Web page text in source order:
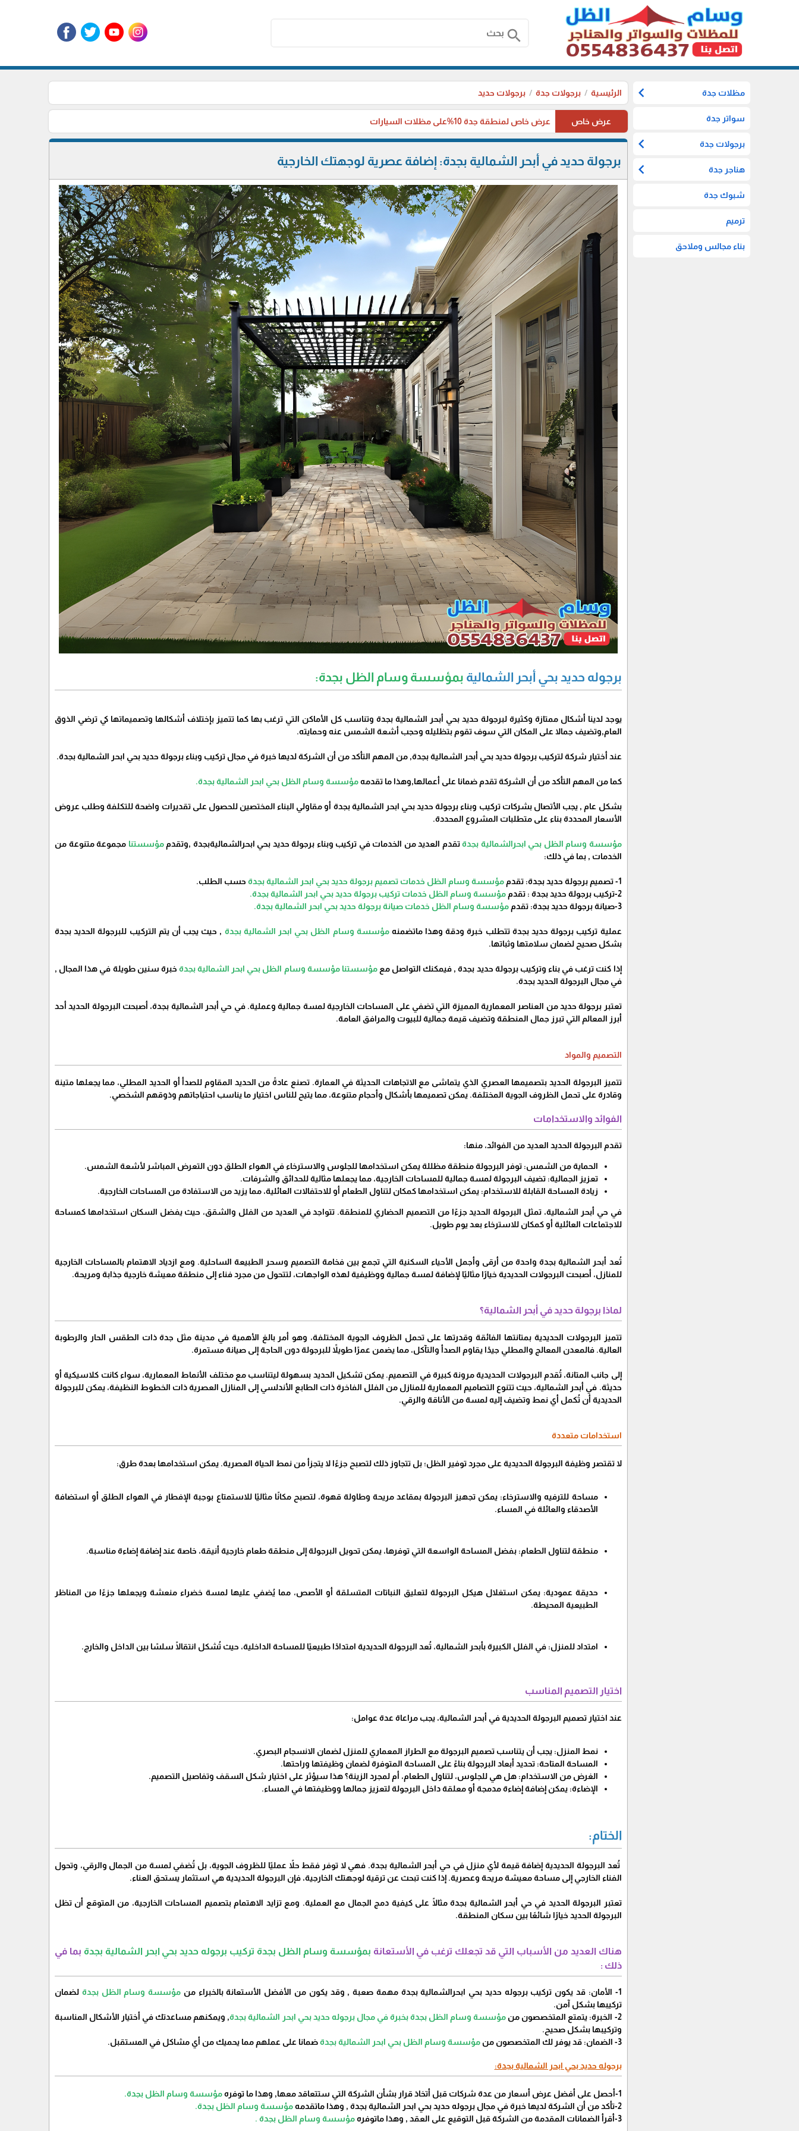
search
مظلات جدة chevron_left
سواتر جدة
برجولات جدة chevron_left
هناجر جدة chevron_left
شبوك جدة
ترميم
بناء مجالس وملاحق
الرئيسية برجولات جدة برجولات حديد
عرض خاص عرض خاص لمنطقة جدة 10%على مظلات السيارات
برجولة حديد في أبحر الشمالية بجدة: إضافة عصرية لوجهتك الخارجية
برجوله حديد بحي أبحر الشمالية بمؤسسة وسام الظل بجدة:
يوجد لدينا أشكال ممتازة وكثيرة لبرجولة حديد بحي أبحر الشمالية بجدة وتناسب كل الأماكن التي ترغب بها كما تتميز بإختلاف أشكالها وتصميماتها كي ترضي الذوق
العام,وتضيف جمالا على المكان التي سوف تقوم بتظليله وحجب أشعة الشمس عنه وحمايته.
عند أختيار شركة لتركيب برجولة حديد بحي أبحر الشمالية بجدة, من المهم التأكد من أن الشركة لديها خبرة في مجال تركيب وبناء برجولة حديد بحي ابحر الشمالية بجدة.
كما من المهم التأكد من أن الشركة تقدم ضمانا على أعمالها,وهذا ما تقدمهمؤسسة وسام الظل بحي ابحر الشمالية بجدة.
بشكل عام , يجب الأتصال بشركات تركيب وبناء برجولة حديد بحي ابحر الشمالية بجدة أو مقاولي البناء المختصين للحصول على تقديرات واضحة للتكلفة وطلب عروض
الأسعار المحددة بناء على متطلبات المشروع المحددة.
مؤسسة وسام الظل بحي ابحرالشمالية بجدةتقدم العديد من الخدمات في تركيب وبناء برجولة حديد بحي ابحرالشماليةبجدة ,وتقدممؤسستنا مجموعة متنوعة من
الخدمات , بما في ذلك:
1- تصميم برجولة حديد بجدة: تقدم مؤسسة وسام الظل خدمات تصميم برجولة حديد بحي ابحر الشمالية بجدة حسب الطلب.
2-تركيب برجولة حديد بجدة : تقدم
مؤسسة وسام الظل خدمات تركيب برجولة حديد بحي ابحر الشمالية بجدة.
3-صيانة برجولة حديد بجدة: تقدم
مؤسسة وسام الظل خدمات صيانة برجولة حديد بحي ابحر الشمالية بجدة.
عملية تركيب برجولة حديد بجدة تتطلب خبرة ودقة وهذا ماتضمنهمؤسسة وسام الظل بحي ابحر الشمالية بجدة , حيث يجب أن يتم التركيب للبرجولة الحديد بجدة
بشكل صحيح لضمان سلامتها وثباتها.
إذا كنت ترغب في بناء وتركيب برجولة حديد بجدة , فيمكنك التواصل مع مؤسستنا مؤسسة وسام الظل بحي ابحر الشمالية بجدة خبرة سنين طويلة في هذا المجال ,
في مجال البرجولة الحديد بجدة.
تعتبر برجولة حديد من العناصر المعمارية المميزة التي تضفي على المساحات الخارجية لمسة جمالية وعملية. في حي أبحر الشمالية بجدة، أصبحت البرجولة الحديد أحد
أبرز المعالم التي تبرز جمال المنطقة وتضيف قيمة جمالية للبيوت والمرافق العامة.
التصميم والمواد
تتميز البرجولة الحديد بتصميمها العصري الذي يتماشى مع الاتجاهات الحديثة في العمارة. تصنع عادةً من الحديد المقاوم للصدأ أو الحديد المطلي، مما يجعلها متينة
وقادرة على تحمل الظروف الجوية المختلفة. يمكن تصميمها بأشكال وأحجام متنوعة، مما يتيح للناس اختيار ما يناسب احتياجاتهم وذوقهم الشخصي.
الفوائد والاستخدامات
تقدم البرجولة الحديد العديد من الفوائد، منها:
الحماية من الشمس: توفر البرجولة منطقة مظللة يمكن استخدامها للجلوس والاسترخاء في الهواء الطلق دون التعرض المباشر لأشعة الشمس.
تعزيز الجمالية: تضيف البرجولة لمسة جمالية للمساحات الخارجية، مما يجعلها مثالية للحدائق والشرفات.
زيادة المساحة القابلة للاستخدام: يمكن استخدامها كمكان لتناول الطعام أو للاحتفالات العائلية، مما يزيد من الاستفادة من المساحات الخارجية.
في حي أبحر الشمالية، تمثل البرجولة الحديد جزءًا من التصميم الحضاري للمنطقة. تتواجد في العديد من الفلل والشقق، حيث يفضل السكان استخدامها كمساحة
للاجتماعات العائلية أو كمكان للاسترخاء بعد يوم طويل.
تُعد أبحر الشمالية بجدة واحدة من أرقى وأجمل الأحياء السكنية التي تجمع بين فخامة التصميم وسحر الطبيعة الساحلية. ومع ازدياد الاهتمام بالمساحات الخارجية
للمنازل، أصبحت البرجولات الحديدية خيارًا مثاليًا لإضافة لمسة جمالية ووظيفية لهذه الواجهات، لتتحول من مجرد فناء إلى منطقة معيشة خارجية جذابة ومريحة.
لماذا برجولة حديد في أبحر الشمالية؟
تتميز البرجولات الحديدية بمتانتها الفائقة وقدرتها على تحمل الظروف الجوية المختلفة، وهو أمر بالغ الأهمية في مدينة مثل جدة ذات الطقس الحار والرطوبة
العالية. فالمعدن المعالج والمطلي جيدًا يقاوم الصدأ والتآكل، مما يضمن عمرًا طويلاً للبرجولة دون الحاجة إلى صيانة مستمرة.
إلى جانب المتانة، تُقدم البرجولات الحديدية مرونة كبيرة في التصميم. يمكن تشكيل الحديد بسهولة ليتناسب مع مختلف الأنماط المعمارية، سواء كانت كلاسيكية أو
حديثة. في أبحر الشمالية، حيث تتنوع التصاميم المعمارية للمنازل من الفلل الفاخرة ذات الطابع الأندلسي إلى المنازل العصرية ذات الخطوط النظيفة، يمكن للبرجولة
الحديدية أن تُكمل أي نمط وتضيف إليه لمسة من الأناقة والرقي.
استخدامات متعددة
لا تقتصر وظيفة البرجولة الحديدية على مجرد توفير الظل؛ بل تتجاوز ذلك لتصبح جزءًا لا يتجزأ من نمط الحياة العصرية. يمكن استخدامها بعدة طرق:
مساحة للترفيه والاسترخاء: يمكن تجهيز البرجولة بمقاعد مريحة وطاولة قهوة، لتصبح مكانًا مثاليًا للاستمتاع بوجبة الإفطار في الهواء الطلق أو استضافة
الأصدقاء والعائلة في المساء.
منطقة لتناول الطعام: بفضل المساحة الواسعة التي توفرها، يمكن تحويل البرجولة إلى منطقة طعام خارجية أنيقة، خاصة عند إضافة إضاءة مناسبة.
حديقة عمودية: يمكن استغلال هيكل البرجولة لتعليق النباتات المتسلقة أو الأصص، مما يُضفي عليها لمسة خضراء منعشة ويجعلها جزءًا من المناظر
الطبيعية المحيطة.
امتداد للمنزل: في الفلل الكبيرة بأبحر الشمالية، تُعد البرجولة الحديدية امتدادًا طبيعيًا للمساحة الداخلية، حيث تُشكل انتقالًا سلسًا بين الداخل والخارج.
اختيار التصميم المناسب
عند اختيار تصميم البرجولة الحديدية في أبحر الشمالية، يجب مراعاة عدة عوامل:
نمط المنزل: يجب أن يتناسب تصميم البرجولة مع الطراز المعماري للمنزل لضمان الانسجام البصري.
المساحة المتاحة: تحديد أبعاد البرجولة بناءً على المساحة المتوفرة لضمان وظيفتها وراحتها.
الغرض من الاستخدام: هل هي للجلوس، لتناول الطعام، أم لمجرد الزينة؟ هذا سيؤثر على اختيار شكل السقف وتفاصيل التصميم.
الإضاءة: يمكن إضافة إضاءة مدمجة أو معلقة داخل البرجولة لتعزيز جمالها ووظيفتها في المساء.
الختام:
تُعد البرجولة الحديدية إضافة قيمة لأي منزل في حي أبحر الشمالية بجدة. فهي لا توفر فقط حلاً عمليًا للظروف الجوية، بل تُضفي لمسة من الجمال والرقي، وتحول
الفناء الخارجي إلى مساحة معيشة مريحة وعصرية. إذا كنت تبحث عن ترقية لوجهتك الخارجية، فإن البرجولة الحديدية هي استثمار يستحق العناء.
تعتبر البرجولة الحديد في حي أبحر الشمالية بجدة مثالًا على كيفية دمج الجمال مع العملية. ومع تزايد الاهتمام بتصميم المساحات الخارجية، من المتوقع أن تظل
البرجولة الحديد خيارًا شائعًا بين سكان المنطقة.
هناك العديد من الأسباب التي قد تجعلك ترغب في الأستعانة بمؤسسة وسام الظل بجدة تركيب برجوله حديد بحي ابحر الشمالية بجدة بما في
ذلك :
1- الأمان: قد يكون تركيب برجوله حديد بحي ابحرالشمالية بجدة مهمة صعبة , وقد يكون من الأفضل الأستعانة بالخبراء من مؤسسة وسام الظل بجدة لضمان
تركيبها بشكل آمن.
2- الخبرة: يتمتع المتخصصون من
مؤسسة وسام الظل بجدة بخبرة في مجال برجوله حديد بحي ابحر الشمالية بجدة, ويمكنهم مساعدتك في أختيار الأشكال المناسبة
وتركيبها بشكل صحيح.
3- الضمان: قد يوفر لك المتخصصون من
مؤسسة وسام الظل بحي ابحر الشمالية بجدةضمانا على عملهم مما يحميك من أي مشاكل في المستقبل.
برجوله حديد بحي ابحر الشمالية بجدة:
1-أحصل على أفضل عرض أسعار من عدة شركات قبل أتخاذ قرار بشأن الشركة التي ستتعاقد معها, وهذا ما توفره
مؤسسة وسام الظل بجدة.
2-تأكد من أن الشركة لديها خبرة في مجال برجوله حديد بحي ابحر الشمالية بجدة , وهذا ماتقدمه
مؤسسة وسام الظل بجدة.
3-أقرأ الضمانات المقدمة من الشركة قبل التوقيع على العقد , وهذا ماتوفره
مؤسسة وسام الظل بجدة .